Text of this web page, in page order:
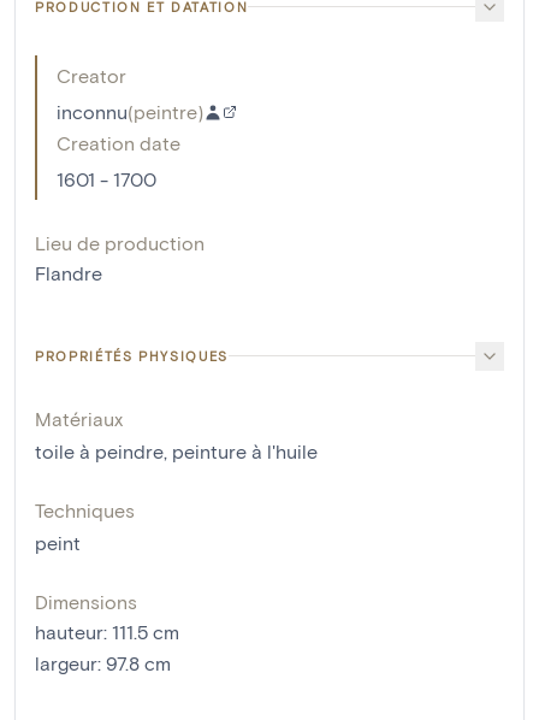
PRODUCTION ET DATATION
Creator
inconnu(peintre)
Creation date
1601 - 1700
Lieu de production
Flandre
PROPRIÉTÉS PHYSIQUES
Matériaux
toile à peindre, peinture à l'huile
Techniques
peint
Dimensions
hauteur: 111.5 cm
largeur: 97.8 cm